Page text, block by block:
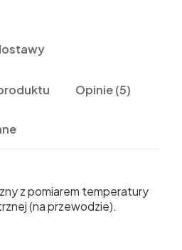
Opinie (5)
z pomiarem temperatury
(na przewodzie).